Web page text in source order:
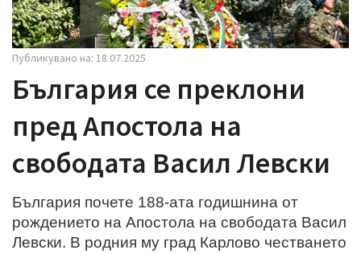
Публикувано на: 18.07.2025
България се преклони
пред Апостола на
свободата Васил Левски
България почете 188-ата годишнина от
рождението на Апостола на свободата Васил
Левски. В родния му град Карлово честването